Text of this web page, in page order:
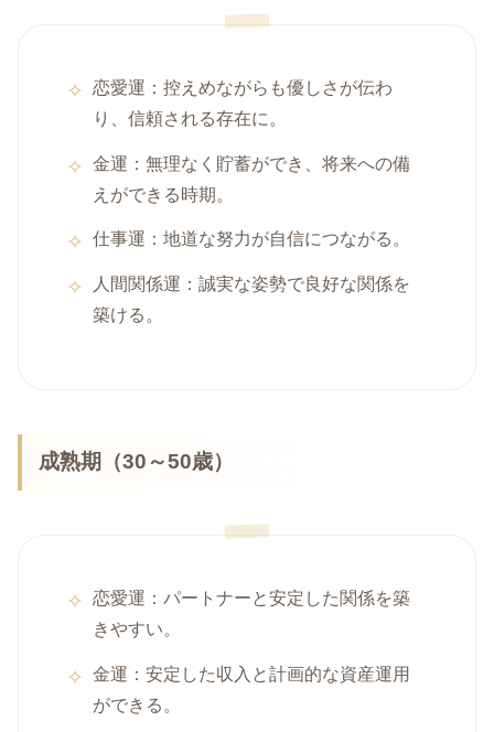
恋愛運：控えめながらも優しさが伝わ
り、信頼される存在に。
金運：無理なく貯蓄ができ、将来への備
えができる時期。
仕事運：地道な努力が自信につながる。
人間関係運：誠実な姿勢で良好な関係を
築ける。
成熟期（30～50歳）
恋愛運：パートナーと安定した関係を築
きやすい。
金運：安定した収入と計画的な資産運用
ができる。